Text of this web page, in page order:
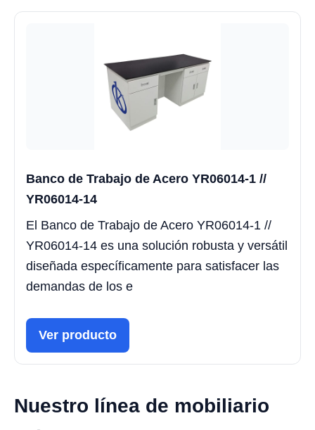
Banco de Trabajo de Acero YR06014-1 //
YR06014-14
El Banco de Trabajo de Acero YR06014-1 //
YR06014-14 es una solución robusta y versátil
diseñada específicamente para satisfacer las
demandas de los e
Ver producto
Nuestro línea de mobiliario